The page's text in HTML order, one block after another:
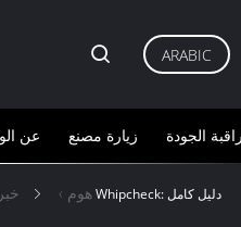
عن زيارة مصنع الجودة
ARABIC
هوم ›